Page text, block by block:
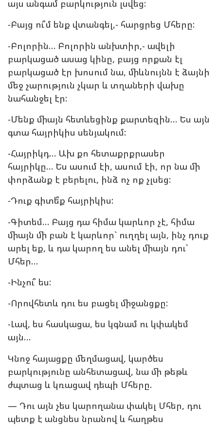
այս անգամ բարկություն լսվեց:
-Բայց ու՞մ ենք վտանգել,- հարցրեց Մհերը:
-Բոլորին… Բոլորին անխտիր,- ավելի
բարկացած ասաց կինը, բայց որքան էլ
բարկացած էր խոսում նա, միևնույնն է ձայնի
մեջ չարություն չկար և տղաների վախը
նահանջել էր:
-Մենք միայն հետևեցինք քարտեզին… Ես այն
գտա հայրիկիս սենյակում:
-Հայրիկդ… Ախ քո հետաքրքրասեր
հայրիկը… Ես ասում էի, ասում էի, որ նա մի
փորձանք է բերելու, ինձ ոչ ոք չլսեց:
-Դուք գիտե՞ք հայրիկիս:
-Գիտեմ… Բայց դա հիմա կարևոր չէ, հիմա
միայն մի բան է կարևոր` ուղղել այն, ինչ դուք
արել եք, և դա կարող ես անել միայն դու՝
Մհեր…
-Ինչու՞ ես:
-Որովհետև դու ես բացել միջանցքը:
-Լավ, ես հասկացա, ես կգնամ ու կփակեմ
այն…
Կնոջ հայացքը մեղմացավ, կարծես
բարկությունը անհետացավ, նա մի թեթև
ժպտաց և կռացավ դեպի Մհերը.
— Դու այն չես կարողանա փակել Մհեր, դու
պետք է անցնես նրանով և հաղթես